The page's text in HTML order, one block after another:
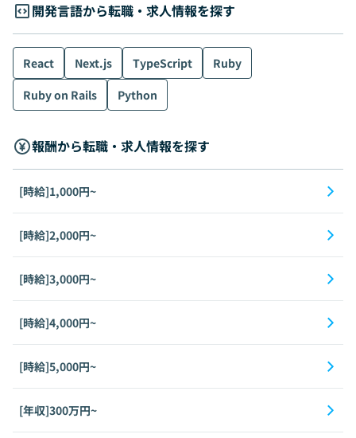
開発言語から転職・求人情報を探す
React Next.js TypeScript
Ruby
Ruby on Rails
Python
報酬から転職・求人情報を探す
[時給]1,000円~
[時給]2,000円~
[時給]3,000円~
[時給]4,000円~
[時給]5,000円~
[年収]300万円~